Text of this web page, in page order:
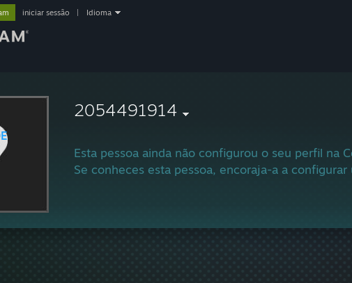
iniciar sessão Idioma
2054491914
Esta pessoa ainda não configurou o seu perfil na
Se conheces esta pessoa, encoraja-a a configurar